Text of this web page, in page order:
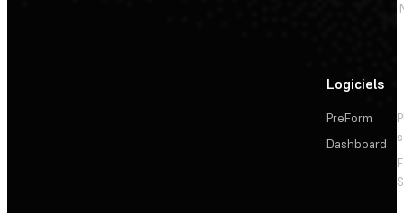
Logiciels
PreForm
Dashboard